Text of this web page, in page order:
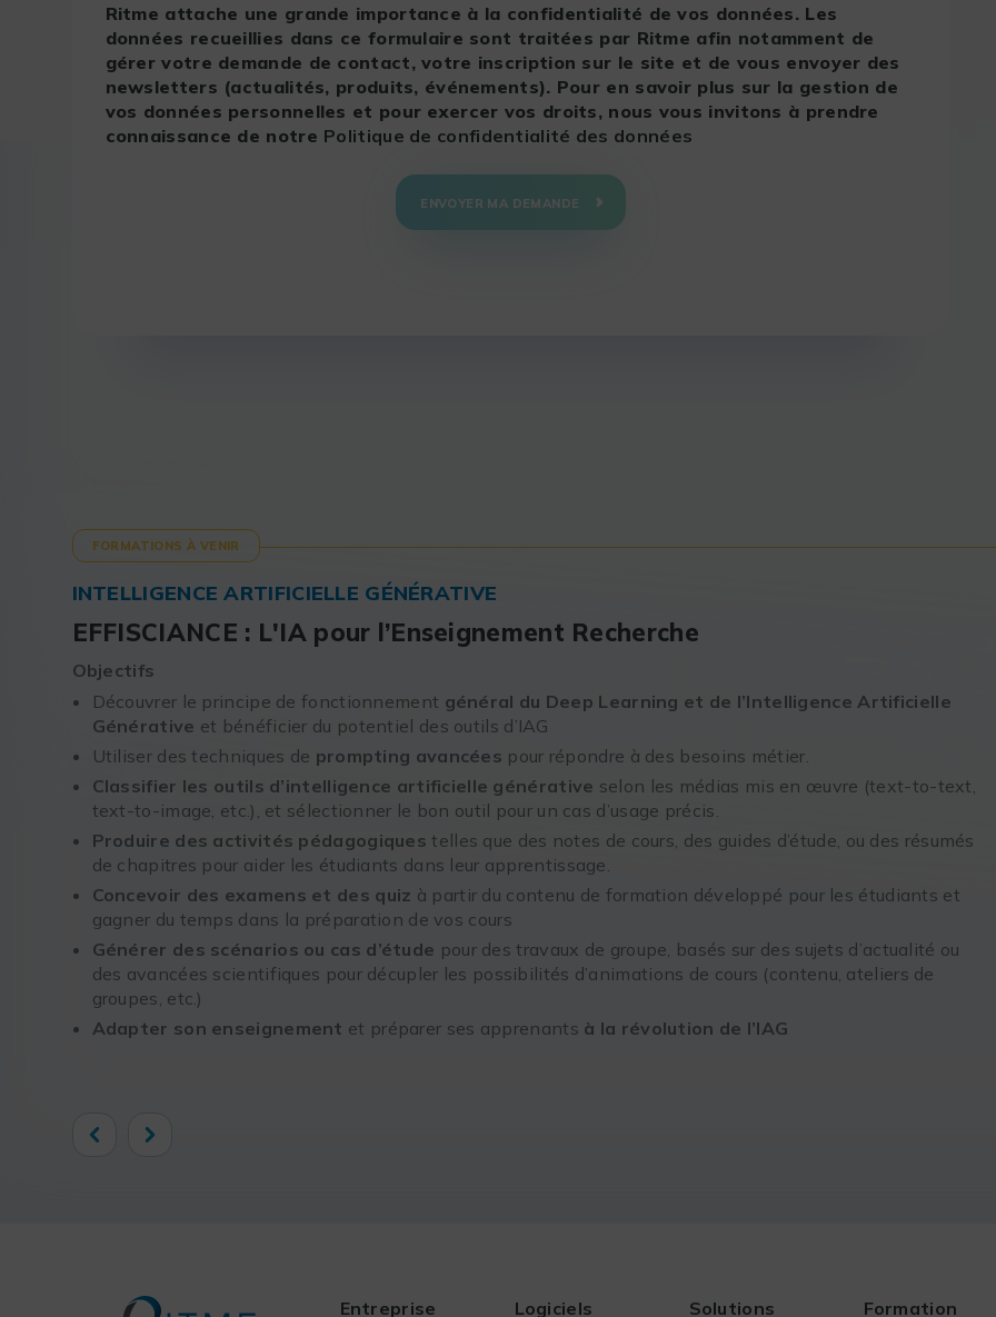
Ritme attache une grande importance à la confidentialité de vos données. Les
données recueillies dans ce formulaire sont traitées par Ritme afin notamment de
gérer votre demande de contact, votre inscription sur le site et de vous envoyer des
newsletters (actualités, produits, événements). Pour en savoir plus sur la gestion de
vos données personnelles et pour exercer vos droits, nous vous invitons à prendre
connaissance de notre Politique de confidentialité des données
ENVOYER MA DEMANDE
FORMATIONS À VENIR
INTELLIGENCE ARTIFICIELLE GÉNÉRATIVE
EFFISCIANCE : L'IA pour l’Enseignement Recherche
Objectifs
Découvrer le principe de fonctionnement général du Deep Learning et de l’Intelligence Artificielle
Générative et bénéficier du potentiel des outils d’IAG
Utiliser des techniques de prompting avancées pour répondre à des besoins métier.
Classifier les outils d’intelligence artificielle générative selon les médias mis en œuvre (text-to-text,
text-to-image, etc.), et sélectionner le bon outil pour un cas d’usage précis.
Produire des activités pédagogiques telles que des notes de cours, des guides d’étude, ou des résumés
de chapitres pour aider les étudiants dans leur apprentissage.
Concevoir des examens et des quiz à partir du contenu de formation développé pour les étudiants et
gagner du temps dans la préparation de vos cours
Générer des scénarios ou cas d’étude pour des travaux de groupe, basés sur des sujets d’actualité ou
des avancées scientifiques pour décupler les possibilités d’animations de cours (contenu, ateliers de
groupes, etc.)
Adapter son enseignement et préparer ses apprenants à la révolution de l’IAG
Previous Next
Entreprise Logiciels Solutions Formation